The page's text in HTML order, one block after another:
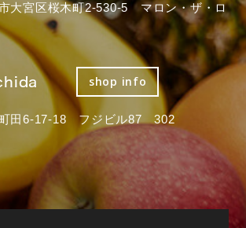
大宮区桜木町2-530-5 マロン・ザ・ロ
shop info
町田6-17-18 フジビル87 302